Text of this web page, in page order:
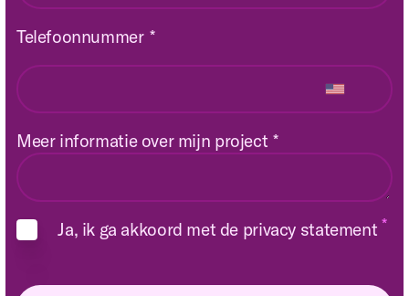
Telefoonnummer *
Meer informatie over mijn project *
Ja, ik ga akkoord met de privacy statement